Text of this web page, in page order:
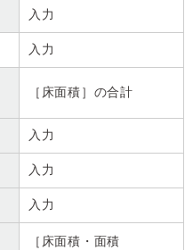
入力
入力
［床面積］の合計
入力
入力
入力
［床面積・面積